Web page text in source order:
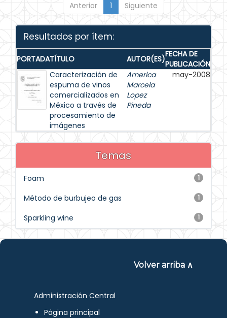
Anterior 1 Siguiente
Resultados por ítem:
PORTADATÍTULO AUTOR(ES)FECHA DE
PUBLICACIÓN
Caracterización de
espuma de vinos
comercializados en
México a través de
procesamiento de
imágenes
America
Marcela
Lopez
Pineda
may-2008
Temas
1
Foam
1
Método de burbujeo de gas
1
Sparkling wine
Volver arriba ∧
Administración Central
Página principal